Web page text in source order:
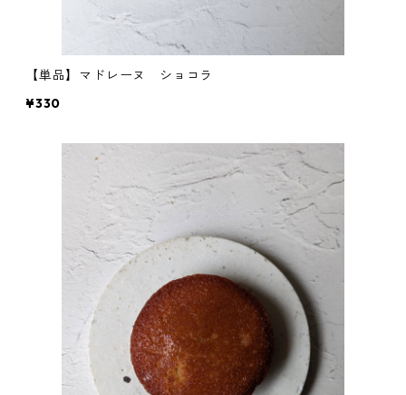
【単品】マドレーヌ ショコラ
¥330